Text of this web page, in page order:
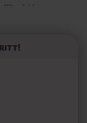
appen